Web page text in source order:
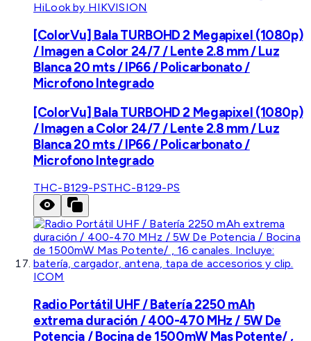
HiLook by HIKVISION
[ColorVu] Bala TURBOHD 2 Megapixel (1080p)
/ Imagen a Color 24/7 / Lente 2.8 mm / Luz
Blanca 20 mts / IP66 / Policarbonato /
Microfono Integrado
[ColorVu] Bala TURBOHD 2 Megapixel (1080p)
/ Imagen a Color 24/7 / Lente 2.8 mm / Luz
Blanca 20 mts / IP66 / Policarbonato /
Microfono Integrado
THC-B129-PSTHC-B129-PS
ICOM
Radio Portátil UHF / Batería 2250 mAh
extrema duración / 400-470 MHz / 5W De
Potencia / Bocina de 1500mW Mas Potente/ ,